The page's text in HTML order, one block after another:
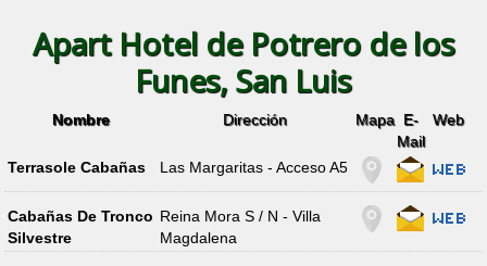
Apart Hotel de Potrero de los
Funes, San Luis
Nombre Dirección Mapa E-
Mail
Web
Terrasole Cabañas Las Margaritas - Acceso A5
Cabañas De Tronco
Silvestre
Reina Mora S / N - Villa
Magdalena